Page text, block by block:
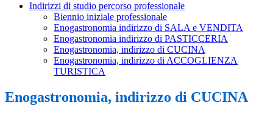
Indirizzi di studio percorso professionale
Biennio iniziale professionale
Enogastronomia indirizzo di SALA e VENDITA
Enogastronomia indirizzo di PASTICCERIA
Enogastronomia, indirizzo di CUCINA
Enogastronomia, indirizzo di ACCOGLIENZA
TURISTICA
Enogastronomia, indirizzo di CUCINA